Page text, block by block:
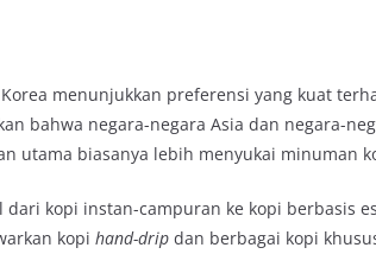
menunjukkan preferensi yang kuat
bahwa negara-negara Asia dan negara-
utama biasanya lebih menyukai minuman
kopi instan-campuran ke kopi berbasis
kopi hand-drip dan berbagai kopi